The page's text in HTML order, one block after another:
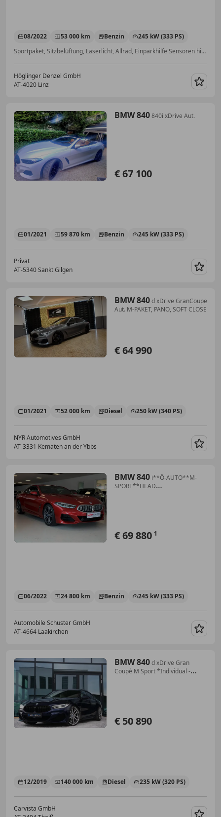
08/2022 53 000 km Benzin
245 kW (333 PS)
Sportpaket, Sitzbelüftung, Laserlicht, Allrad, Einparkhilfe Sensoren hinten, Alarmanlage, Klimaautomatik, MP3
Höglinger Denzel GmbH
AT-4020 Linz
BMW 840840i xDrive Aut.
€ 67 100
01/2021 59 870 km Benzin 245 kW (333 PS)
Privat
AT-5340 Sankt Gilgen
BMW 840d xDrive GranCoupe
Aut. M-PAKET, PANO, SOFT CLOSE
€ 64 990
01/2021 52 000 km Diesel 250 kW (340 PS)
NYR Automotives GmbH
AT-3331 Kematen an der Ybbs
BMW 840 i**Ö-AUTO**M-
SPORT**HEAD
€ 69 880 1
06/2022 24 800 km Benzin 245 kW (333 PS)
Automobile Schuster GmbH
AT-4664 Laakirchen
BMW 840d xDrive Gran
Coupé M Sport *Individual -
€ 50 890
12/2019 140 000 km Diesel 235 kW (320 PS)
Carvista GmbH